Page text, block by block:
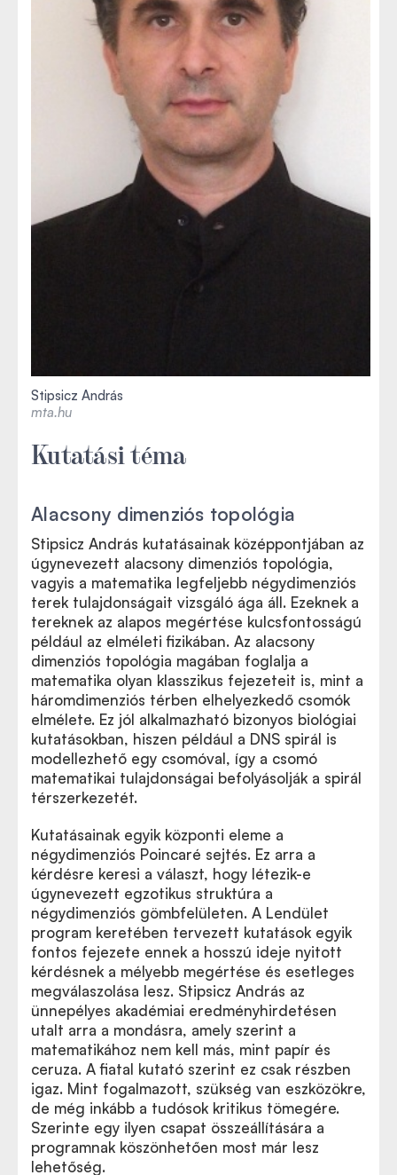
Stipsicz András
mta.hu
Kutatási téma
Alacsony dimenziós topológia
Stipsicz András kutatásainak középpontjában az
úgynevezett alacsony dimenziós topológia,
vagyis a matematika legfeljebb négydimenziós
terek tulajdonságait vizsgáló ága áll. Ezeknek a
tereknek az alapos megértése kulcsfontosságú
például az elméleti fizikában. Az alacsony
dimenziós topológia magában foglalja a
matematika olyan klasszikus fejezeteit is, mint a
háromdimenziós térben elhelyezkedő csomók
elmélete. Ez jól alkalmazható bizonyos biológiai
kutatásokban, hiszen például a DNS spirál is
modellezhető egy csomóval, így a csomó
matematikai tulajdonságai befolyásolják a spirál
térszerkezetét.
Kutatásainak egyik központi eleme a
négydimenziós Poincaré sejtés. Ez arra a
kérdésre keresi a választ, hogy létezik-e
úgynevezett egzotikus struktúra a
négydimenziós gömbfelületen. A Lendület
program keretében tervezett kutatások egyik
fontos fejezete ennek a hosszú ideje nyitott
kérdésnek a mélyebb megértése és esetleges
megválaszolása lesz. Stipsicz András az
ünnepélyes akadémiai eredményhirdetésen
utalt arra a mondásra, amely szerint a
matematikához nem kell más, mint papír és
ceruza. A fiatal kutató szerint ez csak részben
igaz. Mint fogalmazott, szükség van eszközökre,
de még inkább a tudósok kritikus tömegére.
Szerinte egy ilyen csapat összeállítására a
programnak köszönhetően most már lesz
lehetőség.